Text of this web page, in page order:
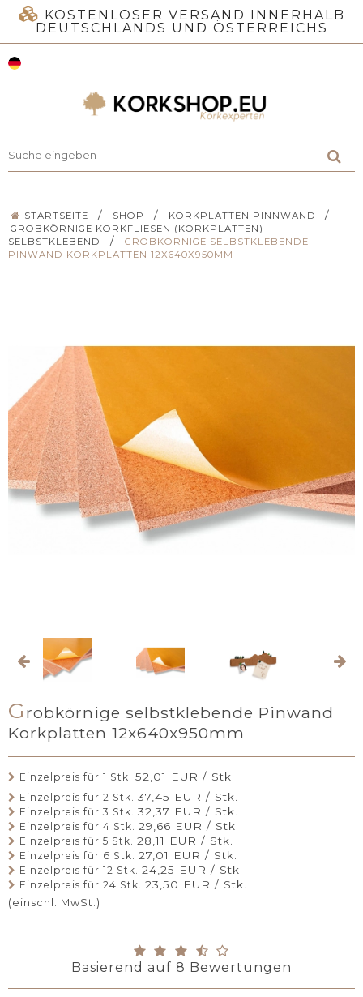
KOSTENLOSER VERSAND INNERHALB
DEUTSCHLANDS UND ÖSTERREICHS
STARTSEITE / SHOP / KORKPLATTEN PINNWAND /
GROBKÖRNIGE KORKFLIESEN (KORKPLATTEN)
SELBSTKLEBEND
/
GROBKÖRNIGE SELBSTKLEBENDE
PINWAND KORKPLATTEN 12X640X950MM
G robkörnige selbstklebende Pinwand
Korkplatten 12x640x950mm
Einzelpreis für 1 Stk. 52,01 EUR / Stk.
Einzelpreis für 2 Stk. 37,45 EUR / Stk.
Einzelpreis für 3 Stk. 32,37 EUR / Stk.
Einzelpreis für 4 Stk. 29,66 EUR / Stk.
Einzelpreis für 5 Stk. 28,11 EUR / Stk.
Einzelpreis für 6 Stk. 27,01 EUR / Stk.
Einzelpreis für 12 Stk. 24,25 EUR / Stk.
Einzelpreis für 24 Stk. 23,50 EUR / Stk.
(einschl. MwSt.)
Basierend auf 8 Bewertungen